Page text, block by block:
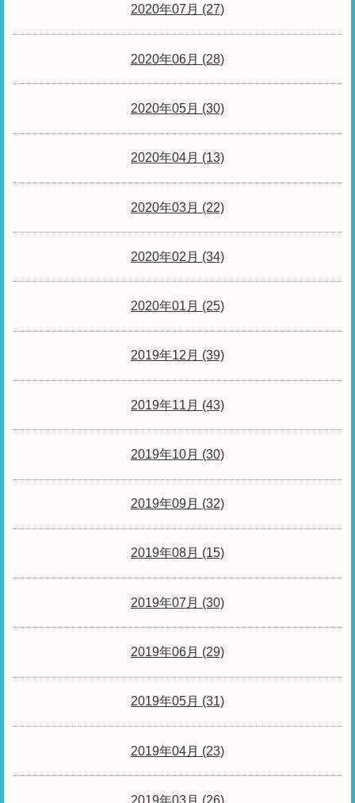
2020年07月 (27)
2020年06月 (28)
2020年05月 (30)
2020年04月 (13)
2020年03月 (22)
2020年02月 (34)
2020年01月 (25)
2019年12月 (39)
2019年11月 (43)
2019年10月 (30)
2019年09月 (32)
2019年08月 (15)
2019年07月 (30)
2019年06月 (29)
2019年05月 (31)
2019年04月 (23)
2019年03月 (26)